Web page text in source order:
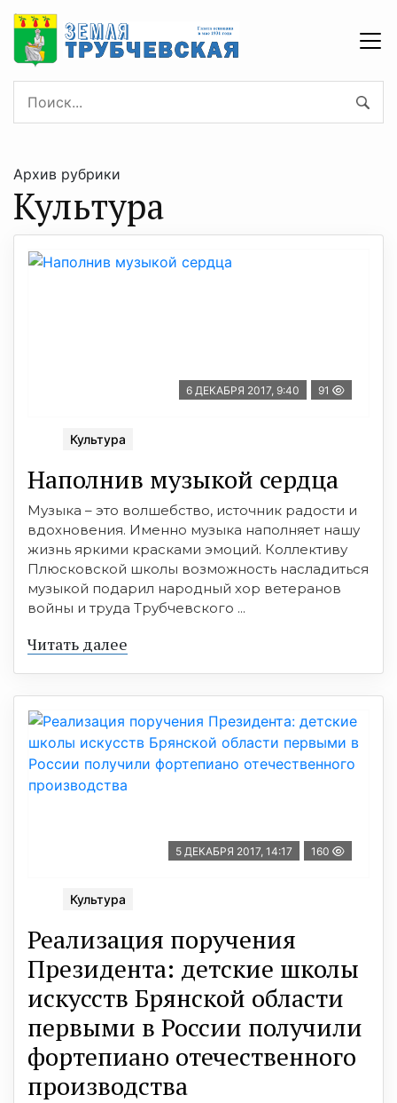
Архив рубрики
Культура
6 ДЕКАБРЯ 2017, 9:40 91
Культура
Наполнив музыкой сердца
Музыка – это волшебство, источник радости и
вдохновения. Именно музыка наполняет нашу
жизнь яркими красками эмоций. Коллективу
Плюсковской школы возможность насладиться
музыкой подарил народный хор ветеранов
войны и труда Трубчевского ...
Читать далее
5 ДЕКАБРЯ 2017, 14:17 160
Культура
Реализация поручения
Президента: детские школы
искусств Брянской области
первыми в России получили
фортепиано отечественного
производства